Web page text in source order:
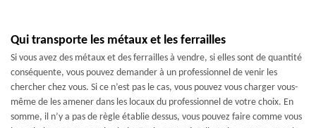
Qui transporte les métaux et les ferrailles
Si vous avez des métaux et des ferrailles à vendre, si elles sont de quantité
conséquente, vous pouvez demander à un professionnel de venir les
chercher chez vous. Si ce n’est pas le cas, vous pouvez vous charger vous-
même de les amener dans les locaux du professionnel de votre choix. En
somme, il n’y a pas de règle établie dessus, vous pouvez faire comme vous